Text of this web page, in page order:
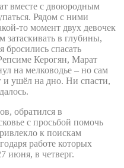
вместе с двоюродным
Рядом с ними
то момент двух девочек
затаскивать в глубины,
бросились спасать
Керогян, Марат
на мелководье – но сам
и ушёл на дно. Ни спасти,
обратился в
с просьбой помочь
к поискам
работе которых
июня, в четверг.